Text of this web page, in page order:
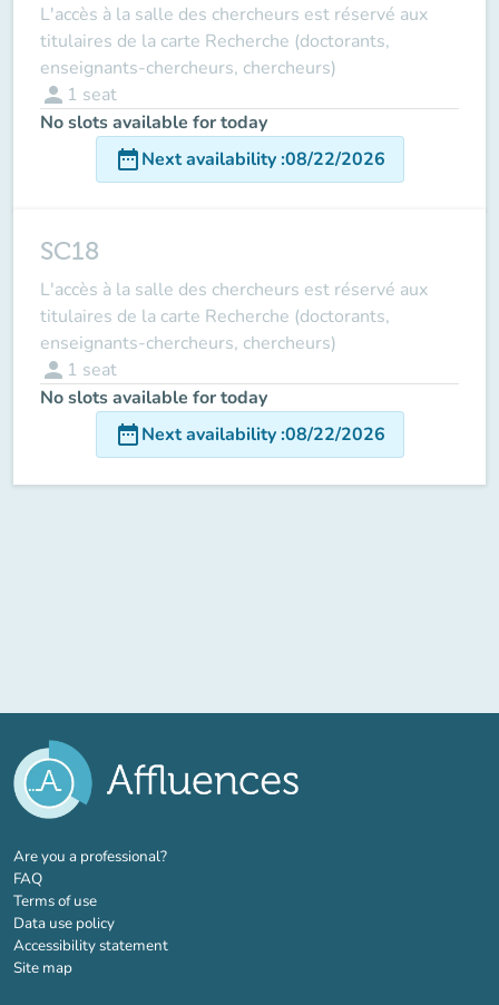
L'accès à la salle des chercheurs est réservé aux
titulaires de la carte Recherche (doctorants,
enseignants-chercheurs, chercheurs)
person 1 seat
No slots available for today
date_rangeNext availability:08/22/2026
SC18
L'accès à la salle des chercheurs est réservé aux
titulaires de la carte Recherche (doctorants,
enseignants-chercheurs, chercheurs)
person 1 seat
No slots available for today
date_rangeNext availability:08/22/2026
Are you a professional?(new tab)
FAQ
Terms of use
Data use policy
Accessibility statement
Site map